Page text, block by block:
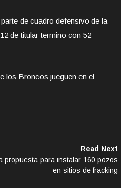
de cuadro defensivo de la
de titular termino con 52
los Broncos jueguen en el
Read Next
propuesta para instalar 160 pozos
en sitios de fracking